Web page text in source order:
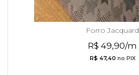
Forro Jacquard
R$ 49,90/m
R$ 47,40 no PIX